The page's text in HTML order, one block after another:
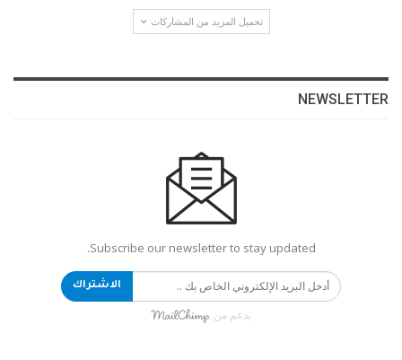
تحميل المزيد من المشاركات
NEWSLETTER
Subscribe our newsletter to stay updated.
الاشتراك
بدعم من